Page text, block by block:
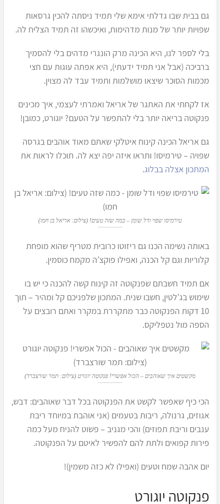
גם בבית שבו גדלתי אימא שלי תמיד ניסתה להכין גרסאות
שפויות יותר של מנות מדהימות, ואיכשהו זה תמיד הצליח לה.
בלי לספר לנו, היא הכינה מרק הונגרי מדהים בלי להסמיך
ברביכה (אבל אני תמיד ידעתי), היא אפתה עוגות עם חצי
מכמות הסוכר שיצאו מושלמות ותמיד עבד לה מצוין.
אז לקחתי את האתגר של אריאל ואמרתי לעצמי, איך מכינים
פנקוטה בריאה יותר בלי להתפשר על הטעם? יוגורט, כמובן!
גם אריאל הכינה קינוח איטלקי שאתם מאוד אוהבים בגרסה
שפויה – טירמיסו! ותראו איזה יפה יצא לה. תוכלו לראות את
המתכון אצלה בבלוג.
טירמיסו שפוי ודל שומן – כמה שזה טעים! (צילום: אריאל בן חמו)
באותה נשימה הכנו גם ריזוטו כרובית מטריף שהוא מופחת
קלוריות וגם קל הכנה, ואפילו פוקצ’ה מקמח כוסמין.
אם תמיד חשבתם שפנקוטה זה קינוח קשה להכנה כי יש בו
שימוש בג’לטין, חשבו שנית. המתכון שלפניכם קל ומהיר – תוך
10 דקות הפנקוטה כבר מתקררת במקרר ואתם רובצים על
הספה מול נטפליקס.
מקשטים איך שאוהבים – הכול אפשרי! פנקוטה יוגורט (צילום: תמר שורצברד)
הכי כיף שאפשר לקשט את הפנקוטה בכל דבר שאוהבים: דבש,
אגוזים, גרנולה, ריבות בטעמים (אני אוהבת במיוחד ריבת
ענבים וריבת תפוזים) והכי מגניב – פשוט להניח מעל כמה
פירות קפואים ולתת להם להפשיר לאיטם על הפנקוטה.
יום אהבה שמח וטעים (ואפילו לא כזה משמין)!
פנקוטה יוגורט